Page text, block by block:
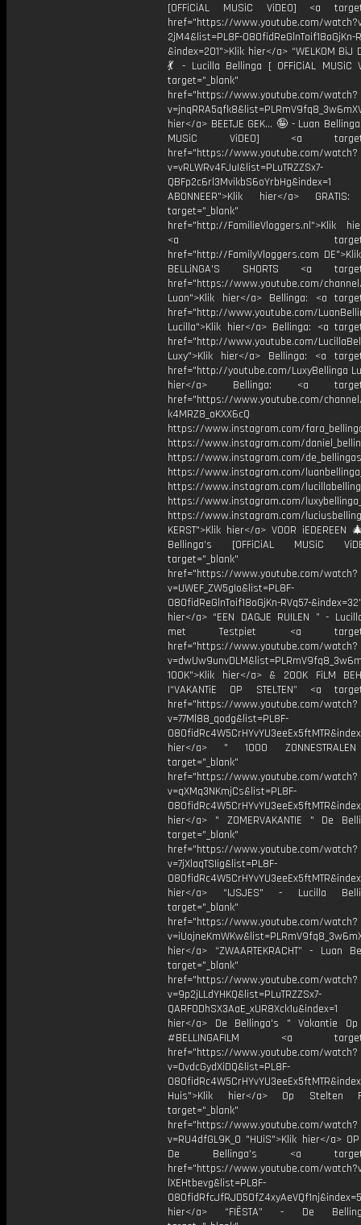
[OFFiCiAL MUSiC ViDEO] <a
href="https://www.youtube.com/
2jM4&list=PL8F-O8OfidReGlnToif18oGjKn-
&index=201">Klik hier</a> “WELKOM BiJ
💃 - Lucilla Bellinga [ OFFiCiAL MUSiC
target="_blank"
href="https://www.youtube.com/watch?
hier</a> BEETJE GEK... 🤪 - Luan Bellinga
MUSiC ViDEO] <a
href="https://www.youtube.com/watch?
v=vRLWRv4FJuI&list=PLuTRZZSx7-
QBFp2c6rl3MvikbS6oYrbHg&index=1
ABONNEER">Klik hier</a>
target="_blank"
href="http://FamilieVloggers.nl">Klik
<a
href="http://FamilyVloggers.com
BELLiNGA'S SHORTS <a
href="https://www.youtube.com/channel/
Luan">Klik hier</a> Bellinga: <a
href="http://www.youtube.com/
Lucilla">Klik hier</a> Bellinga: <a
href="http://www.youtube.com/
Luxy">Klik hier</a> Bellinga: <a
href="http://youtube.com/LuxyBellinga
hier</a> Bellinga: <a
href="https://www.youtube.com/
k4MRZ8_oKXX6cQ
https://www.instagram.com/
https://www.instagram.com/
https://www.instagram.com/
https://www.instagram.com/
https://www.instagram.com/
https://www.instagram.com/
https://www.instagram.com/
KERST">Klik hier</a> VOOR
Bellinga’s [OFFiCiAL MUSiC
target="_blank"
href="https://www.youtube.com/watch?
v=UWEF_ZW5gIo&list=PL8F-
O8OfidReGlnToif18oGjKn-RVq57-
hier</a> “EEN DAGJE RUILEN ” -
met Testpiet <a
href="https://www.youtube.com/watch?
100K">Klik hier</a> & 200K FiLM
|“VAKANTiE OP STELTEN” <a
href="https://www.youtube.com/watch?
v=77Ml88_qodg&list=PL8F-
hier</a> " 1000
target="_blank"
href="https://www.youtube.com/watch?
v=qXMq3NKmjCs&list=PL8F-
hier</a> " ZOMERVAKANTIE " De
target="_blank"
href="https://www.youtube.com/watch?
v=7jXlaqTSIig&list=PL8F-
hier</a> “IJSJES" - Lucilla
target="_blank"
href="https://www.youtube.com/watch?
hier</a> “ZWAARTEKRACHT” - Luan
target="_blank"
href="https://www.youtube.com/watch?
v=9p2jLLdYHKQ&list=PLuTRZZSx7-
hier</a> De Bellinga's " Vakantie
#BELLINGAFILM <a
href="https://www.youtube.com/watch?
v=OvdcGydXiDQ&list=PL8F-
Huis">Klik hier</a> Op Stelten
target="_blank"
href="https://www.youtube.com/watch?
v=RU4dfGL9K_0 "HUiS">Klik hier</a> OP
De Bellinga's <a
href="https://www.youtube.com/
lXEHtbevg&list=PL8F-
hier</a> “FIËSTA” - De